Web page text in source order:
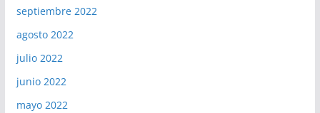
septiembre 2022
agosto 2022
julio 2022
junio 2022
mayo 2022